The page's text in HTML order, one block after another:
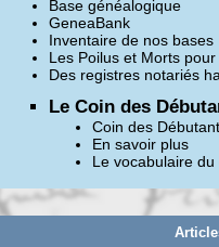
Base généalogique
GeneaBank
Inventaire de nos bases
Les Poilus et Morts
Des registres notariés
Le Coin des
Coin des
En savoir plus
Le vocabulaire